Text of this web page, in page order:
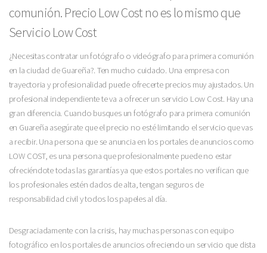
comunión. Precio Low Cost no es lo mismo que
Servicio Low Cost
¿Necesitas contratar un fotógrafo o videógrafo para primera comunión
en la ciudad de Guareña?. Ten mucho cuidado. Una empresa con
trayectoria y profesionalidad puede ofrecerte precios muy ajustados. Un
profesional independiente te va a ofrecer un servicio Low Cost. Hay una
gran diferencia. Cuando busques un fotógrafo para primera comunión
en Guareña asegúrate que el precio no esté limitando el servicio que vas
a recibir. Una persona que se anuncia en los portales de anuncios como
LOW COST, es una persona que profesionalmente puede no estar
ofreciéndote todas las garantías ya que estos portales no verifican que
los profesionales estén dados de alta, tengan seguros de
responsabilidad civil y todos los papeles al día.
Desgraciadamente con la crisis, hay muchas personas con equipo
fotográfico en los portales de anuncios ofreciendo un servicio que dista